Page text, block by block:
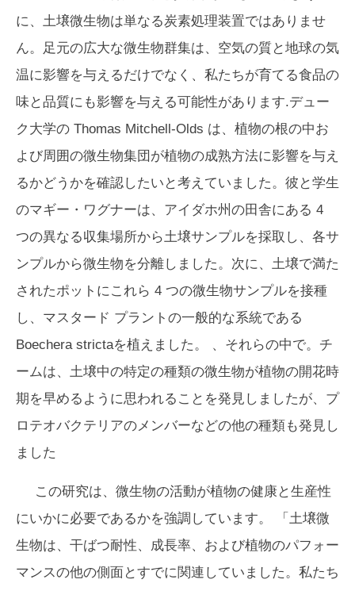
に、土壌微生物は単なる炭素処理装置ではありませ
ん。足元の広大な微生物群集は、空気の質と地球の気
温に影響を与えるだけでなく、私たちが育てる食品の
味と品質にも影響を与える可能性があります.デュー
ク大学の Thomas Mitchell-Olds は、植物の根の中お
よび周囲の微生物集団が植物の成熟方法に影響を与え
るかどうかを確認したいと考えていました。彼と学生
のマギー・ワグナーは、アイダホ州の田舎にある 4
つの異なる収集場所から土壌サンプルを採取し、各サ
ンプルから微生物を分離しました。次に、土壌で満た
されたポットにこれら 4 つの微生物サンプルを接種
し、マスタード プラントの一般的な系統である
Boechera strictaを植えました。 、それらの中で。チ
ームは、土壌中の特定の種類の微生物が植物の開花時
期を早めるように思われることを発見しましたが、 プ
ロテオバクテリアのメンバーなどの他の種類も発見し
ました
この研究は、微生物の活動が植物の健康と生産性
にいかに必要であるかを強調しています。 「土壌微
生物は、干ばつ耐性、成長率、および植物のパフォー
マンスの他の側面とすでに関連していました。私たち